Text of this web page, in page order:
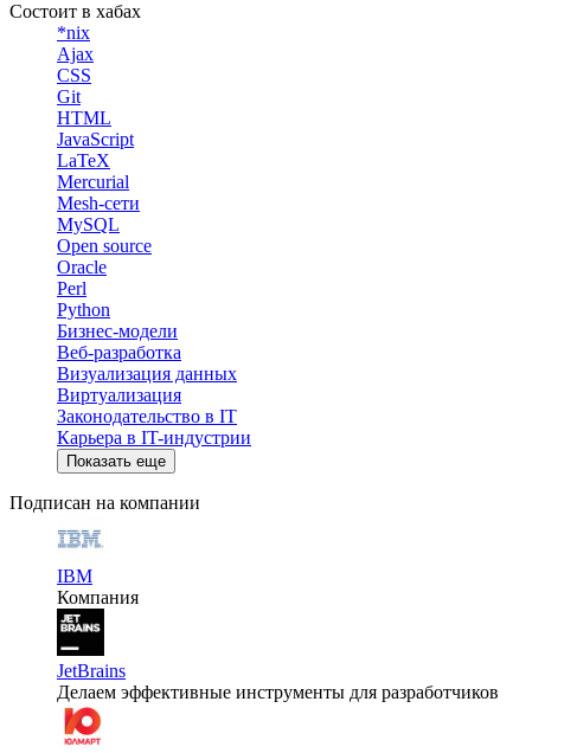
Состоит в хабах
*nix
Ajax
CSS
Git
HTML
JavaScript
LaTeX
Mercurial
Mesh-сети
MySQL
Open source
Oracle
Perl
Python
Бизнес-модели
Веб-разработка
Визуализация данных
Виртуализация
Законодательство в IT
Карьера в IT-индустрии
Показать еще
Подписан на компании
IBM
Компания
JetBrains
Делаем эффективные инструменты для разработчиков